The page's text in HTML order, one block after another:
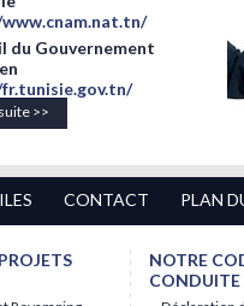
du Gouvernement
>>
CONTACT PLAN
NOTRE
CONDUITE